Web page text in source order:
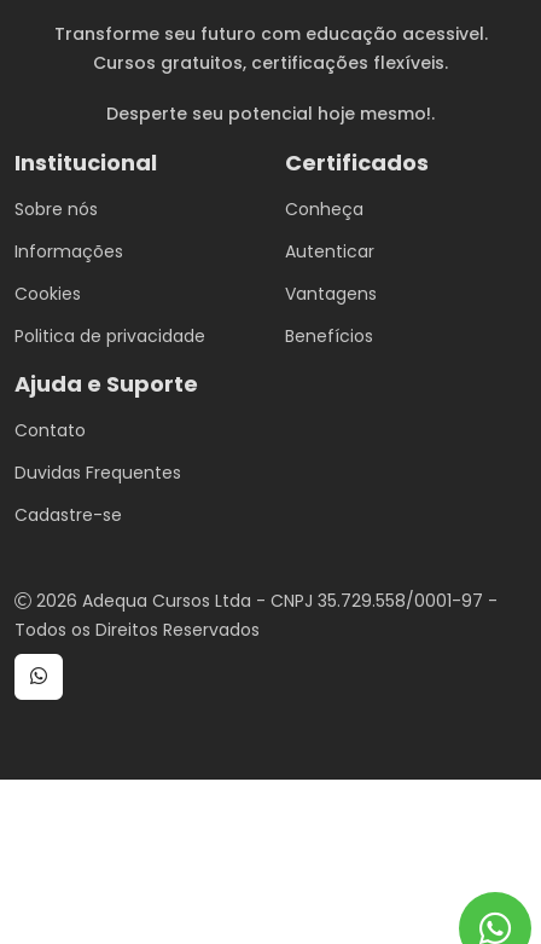
Transforme seu futuro com educação acessivel.
Cursos gratuitos, certificações flexíveis.
Desperte seu potencial hoje mesmo!.
Institucional
Sobre nós
Informações
Cookies
Politica de privacidade
Certificados
Conheça
Autenticar
Vantagens
Benefícios
Ajuda e Suporte
Contato
Duvidas Frequentes
Cadastre-se
2026 Adequa Cursos Ltda - CNPJ 35.729.558/0001-97 -
Todos os Direitos Reservados